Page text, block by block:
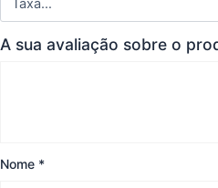
A sua avaliação sobre o
Nome *